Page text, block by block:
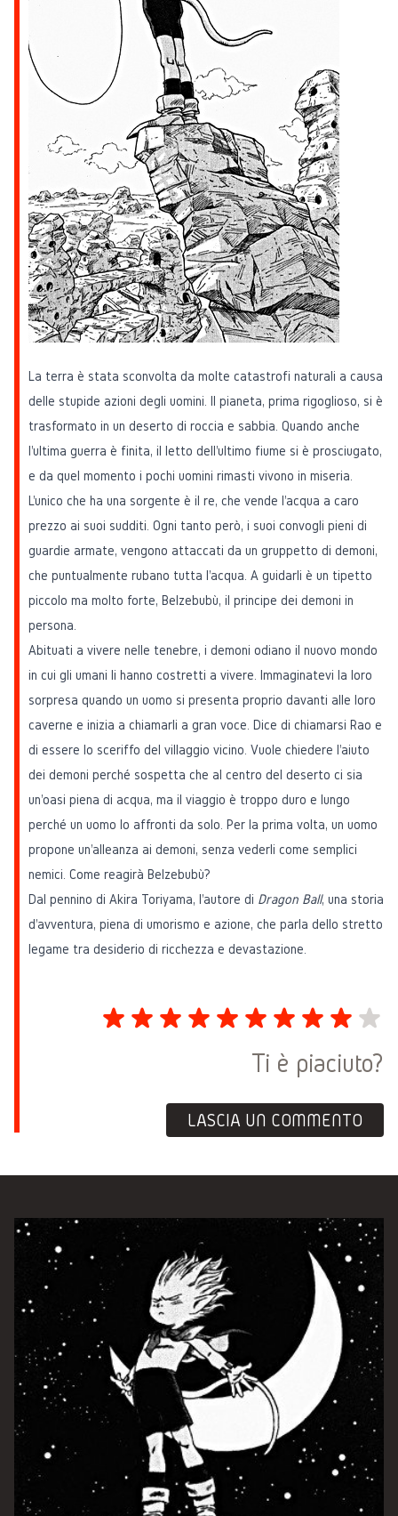
Ti è piaciuto?
LASCIA UN COMMENTO
La terra è stata sconvolta da molte catastrofi naturali a causa
delle stupide azioni degli uomini. Il pianeta, prima rigoglioso, si è
trasformato in un deserto di roccia e sabbia. Quando anche
l'ultima guerra è finita, il letto dell'ultimo fiume si è prosciugato,
e da quel momento i pochi uomini rimasti vivono in miseria.
L'unico che ha una sorgente è il re, che vende l'acqua a caro
prezzo ai suoi sudditi. Ogni tanto però, i suoi convogli pieni di
guardie armate, vengono attaccati da un gruppetto di demoni,
che puntualmente rubano tutta l'acqua. A guidarli è un tipetto
piccolo ma molto forte, Belzebubù, il principe dei demoni in
persona.
Abituati a vivere nelle tenebre, i demoni odiano il nuovo mondo
in cui gli umani li hanno costretti a vivere. Immaginatevi la loro
sorpresa quando un uomo si presenta proprio davanti alle loro
caverne e inizia a chiamarli a gran voce. Dice di chiamarsi Rao e
di essere lo sceriffo del villaggio vicino. Vuole chiedere l'aiuto
dei demoni perché sospetta che al centro del deserto ci sia
un'oasi piena di acqua, ma il viaggio è troppo duro e lungo
perché un uomo lo affronti da solo. Per la prima volta, un uomo
propone un'alleanza ai demoni, senza vederli come semplici
nemici. Come reagirà Belzebubù?
Dal pennino di Akira Toriyama, l'autore di Dragon Ball, una storia
d'avventura, piena di umorismo e azione, che parla dello stretto
legame tra desiderio di ricchezza e devastazione.